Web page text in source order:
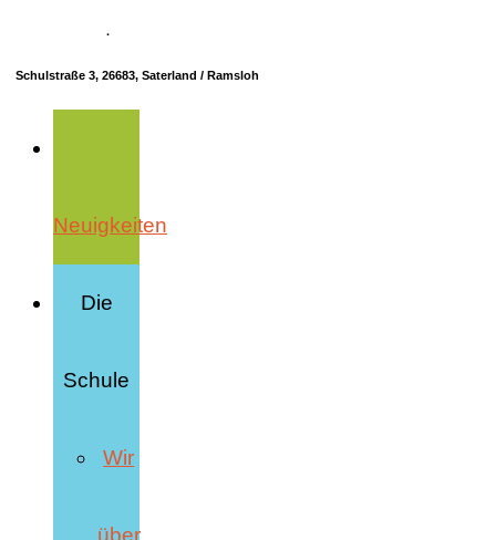
·
Schulstraße 3, 26683, Saterland / Ramsloh
Neuigkeiten
Die
Schule
Wir
über